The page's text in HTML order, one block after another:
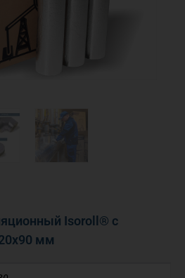
Isoroll® с
мм